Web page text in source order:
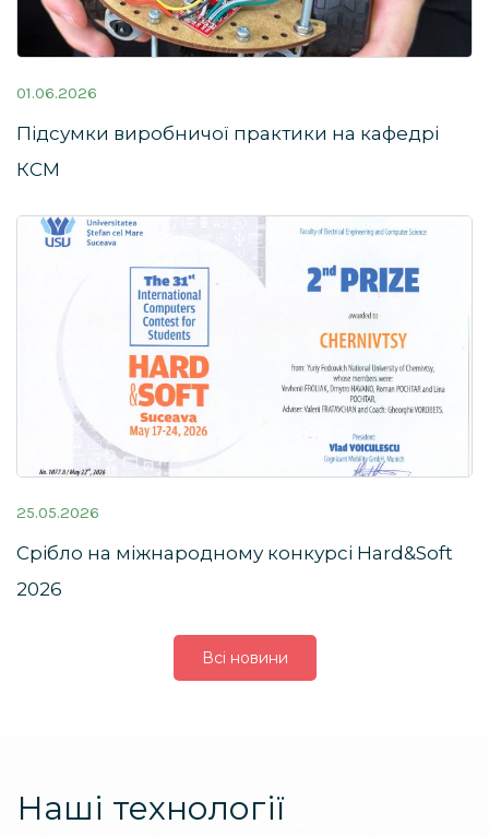
01.06.2026
Підсумки виробничої практики на кафедрі
КСМ
25.05.2026
Срібло на міжнародному конкурсі Hard&Soft
2026
Всі новини
Наші технології